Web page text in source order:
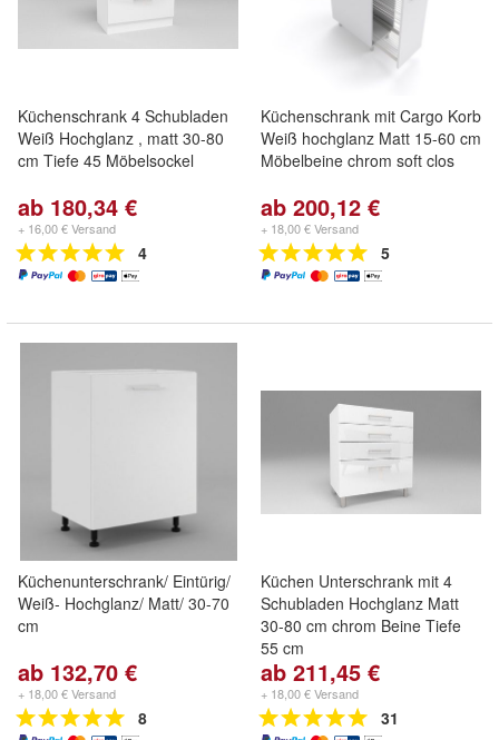
Küchenschrank 4 Schubladen
Weiß Hochglanz , matt 30-80
cm Tiefe 45 Möbelsockel
ab 180,34 €
+ 16,00 € Versand
4
Küchenschrank mit Cargo Korb
Weiß hochglanz Matt 15-60 cm
Möbelbeine chrom soft clos
ab 200,12 €
+ 18,00 € Versand
5
Küchenunterschrank/ Eintürig/
Weiß- Hochglanz/ Matt/ 30-70
cm
ab 132,70 €
+ 18,00 € Versand
8
Küchen Unterschrank mit 4
Schubladen Hochglanz Matt
30-80 cm chrom Beine Tiefe
55 cm
ab 211,45 €
+ 18,00 € Versand
31